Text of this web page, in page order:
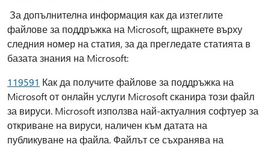
За допълнителна информация как да изтеглите
файлове за поддръжка на Microsoft, щракнете върху
следния номер на статия, за да прегледате статията в
базата знания на Microsoft:
119591 Как да получите файлове за поддръжка на
Microsoft от онлайн услуги Microsoft сканира този файл
за вируси. Microsoft използва най-актуалния софтуер за
откриване на вируси, наличен към датата на
публикуване на файла. Файлът се съхранява на